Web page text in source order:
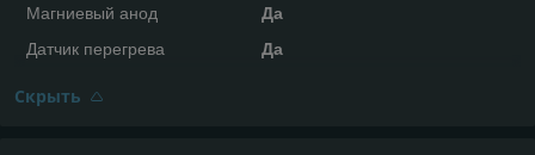
Магниевый анод
Да
Датчик перегрева
Да
Скрыть